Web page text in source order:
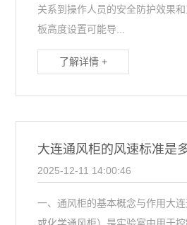
关系到操作人员的安全防护效果
板高度设置可能导...
了解详情 +
大连通风柜的风速标准是
2025-12-11 14:00:46
一、通风柜的基本概念与作用大